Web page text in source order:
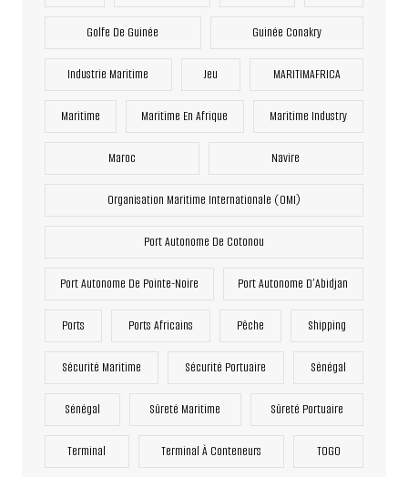
Golfe De Guinée Guinée Conakry
Industrie Maritime Jeu MARITIMAFRICA
Maritime Maritime En Afrique Maritime Industry
Maroc Navire
Organisation Maritime Internationale (OMI)
Port Autonome De Cotonou
Port Autonome De Pointe-Noire Port Autonome D’Abidjan
Ports Ports Africains Pêche Shipping
Sécurité Maritime Sécurité Portuaire Sénégal
Sénégal Sûreté Maritime Sûreté Portuaire
Terminal Terminal À Conteneurs TOGO